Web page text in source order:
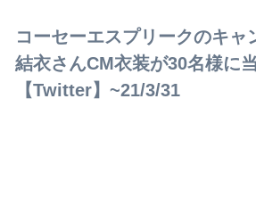
コーセーエスプリークのキャ
結衣さんCM衣装が30名様に
【Twitter】~21/3/31